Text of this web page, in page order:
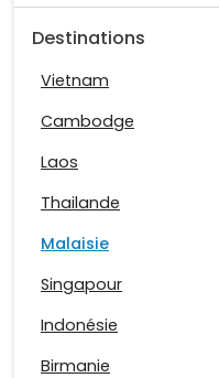
Destinations
Vietnam
Cambodge
Laos
Thailande
Malaisie
Singapour
Indonésie
Birmanie